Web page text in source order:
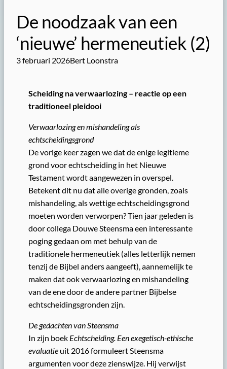
De noodzaak van een
‘nieuwe’ hermeneutiek (2)
3 februari 2026Bert Loonstra
Scheiding na verwaarlozing – reactie op een
traditioneel pleidooi
Verwaarlozing en mishandeling als
echtscheidingsgrond
De vorige keer zagen we dat de enige legitieme
grond voor echtscheiding in het Nieuwe
Testament wordt aangewezen in overspel.
Betekent dit nu dat alle overige gronden, zoals
mishandeling, als wettige echtscheidingsgrond
moeten worden verworpen? Tien jaar geleden is
door collega Douwe Steensma een interessante
poging gedaan om met behulp van de
traditionele hermeneutiek (alles letterlijk nemen
tenzij de Bijbel anders aangeeft), aannemelijk te
maken dat ook verwaarlozing en mishandeling
van de ene door de andere partner Bijbelse
echtscheidingsgronden zijn.
De gedachten van Steensma
In zijn boek Echtscheiding. Een exegetisch-ethische
evaluatie uit 2016 formuleert Steensma
argumenten voor deze zienswijze. Hij verwijst